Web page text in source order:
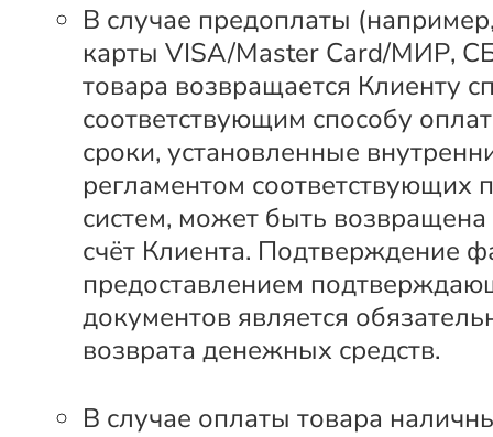
В случае предоплаты
карты VISA/Master Card/МИР,
товара возвращается Клиенту
соответствующим способу
сроки, установленные
регламентом соответствующих
систем, может быть
счёт Клиента. Подтверждение
предоставлением
документов является
возврата денежных средств.
В случае оплаты товара